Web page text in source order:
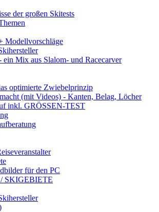
der großen Skitests
Modellvorschläge
ein Mix aus Slalom- und Racecarver
optimierte Zwiebelprinzip
(mit Videos) - Kanten, Belag, Löcher
inkl. GRÖSSEN-TEST
für den PC
SKIGEBIETE